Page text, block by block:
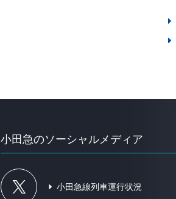
小田急のソーシャルメディア
小田急線列車運行状況